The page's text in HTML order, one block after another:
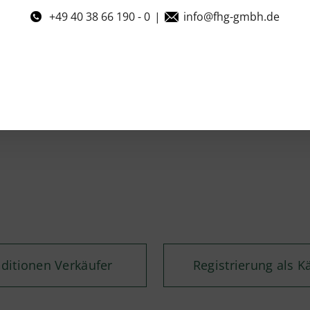
+49 40 38 66 190 - 0 | info@fhg-gmbh.de
Verkäufer Registrierung als